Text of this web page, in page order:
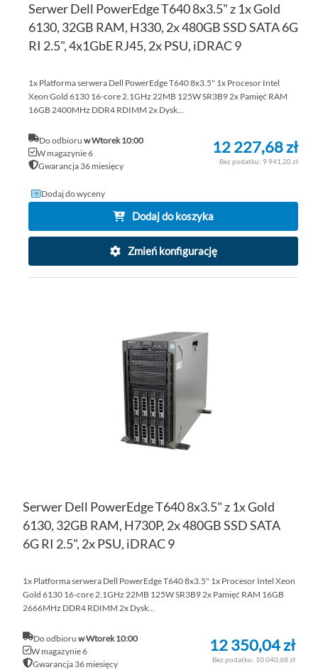
Serwer Dell PowerEdge T640 8x3.5" z 1x Gold
6130, 32GB RAM, H330, 2x 480GB SSD SATA 6G
RI 2.5", 4x1GbE RJ45, 2x PSU, iDRAC 9
1x Platforma serwera Dell PowerEdge T640 8x3.5" 1x Procesor Intel
Xeon Gold 6130 16-core 2.1GHz 22MB 125W SR3B9 2x Pamięć RAM
16GB 2400MHz DDR4 RDIMM 2x Dysk...
Do odbioruw Wtorek 10:00
W magazynie 6
Gwarancja 36 miesięcy
12 227,68 zł
9 941,20 zł
Dodaj do wyceny
Dodaj do koszyka
Zmień konfigurację
Serwer Dell PowerEdge T640 8x3.5" z 1x Gold
6130, 32GB RAM, H730P, 2x 480GB SSD SATA
6G RI 2.5", 2x PSU, iDRAC 9
1x Platforma serwera Dell PowerEdge T640 8x3.5" 1x Procesor Intel Xeon
Gold 6130 16-core 2.1GHz 22MB 125W SR3B9 2x Pamięć RAM 16GB
2666MHz DDR4 RDIMM 2x Dysk...
Do odbioru w Wtorek 10:00
W magazynie 6
Gwarancja 36 miesięcy
12 350,04 zł
10 040,68 zł